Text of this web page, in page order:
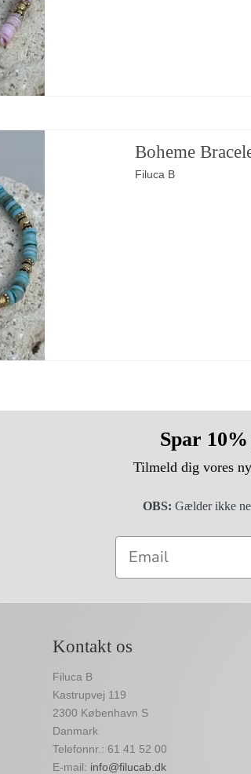
Boheme
Filuca B
Spar
Tilmeld dig vores
OBS: Gælder ikke
Email
Kontakt os
Filuca B
Kastrupvej 119
2300 København S
Danmark
Telefonnr.: 61 41 52 00
E-mail: info@filucab.dk